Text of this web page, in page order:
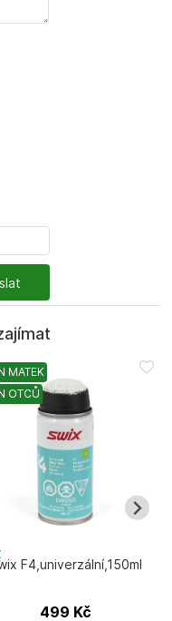
MATEK
OTCŮ
F4,univerzální,150ml
499 Kč